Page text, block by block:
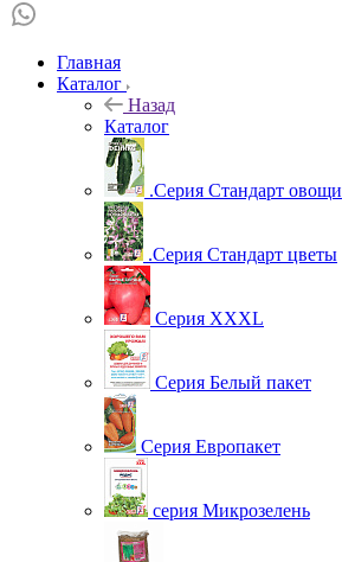
Главная
Каталог
Назад
Каталог
.Серия Стандарт овощи
.Серия Стандарт цветы
Серия XXXL
Серия Белый пакет
Серия Европакет
серия Микрозелень